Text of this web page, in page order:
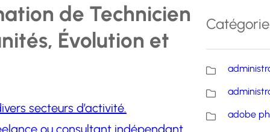
de Technicien
Évolution et
secteurs d’activité.
ou consultant indépendant.
adobe